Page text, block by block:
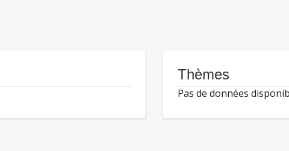
Thèmes
Pas de données